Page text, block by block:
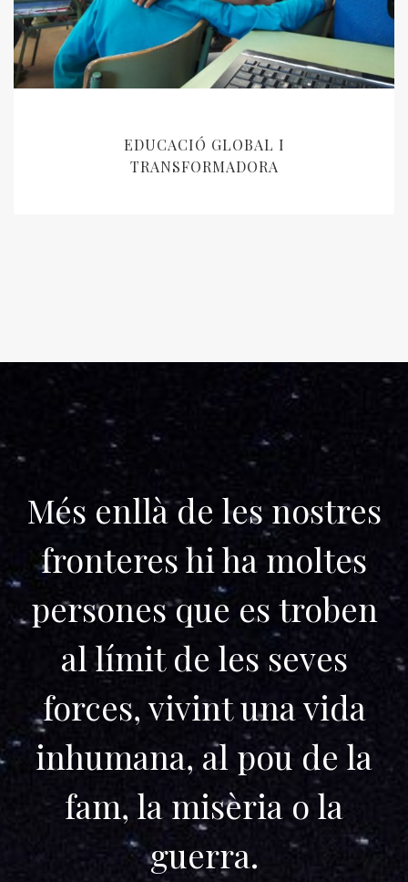
EDUCACIÓ GLOBAL I
TRANSFORMADORA
Més enllà de les nostres
fronteres hi ha moltes
persones que es troben
al límit de les seves
forces, vivint una vida
inhumana, al pou de la
fam, la misèria o la
guerra.